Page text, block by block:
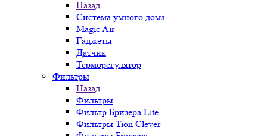
Назад
Система умного дома
Magic Air
Гаджеты
Датчик
Терморегулятор
Фильтры
Назад
Фильтры
Фильтр Бризера Lite
Фильтры Tion Clever